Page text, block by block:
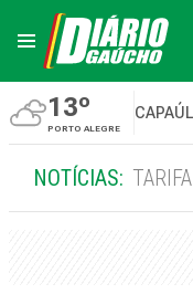
13º
PORTO ALEGRE
CAPA
NOTÍCIAS: